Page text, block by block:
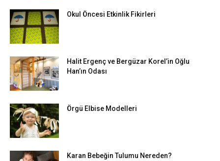
Okul Öncesi Etkinlik Fikirleri
Halit Ergenç ve Bergüzar Korel’in Oğlu
Han’ın Odası
Örgü Elbise Modelleri
Karan Bebeğin Tulumu Nereden?